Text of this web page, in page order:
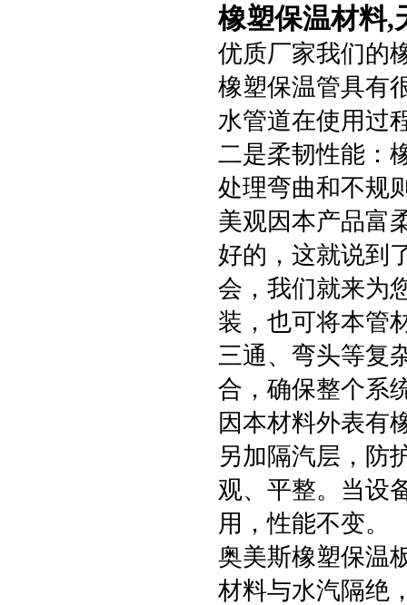
橡塑保温材料,
优质厂家我们的
橡塑保温管具有
水管道在使用过
二是柔韧性能：
处理弯曲和不规
美观因本产品富
好的，这就说到
会，我们就来为
装，也可将本管
三通、弯头等复
合，确保整个系
因本材料外表有
另加隔汽层，防
观、平整。当设
用，性能不变。
奥美斯橡塑保温
材料与水汽隔绝